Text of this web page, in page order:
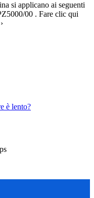
si applicano ai seguenti
00 . Fare clic qui
è lento?